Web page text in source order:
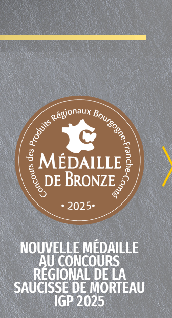
NOUVELLE MÉDAILLE
AU CONCOURS
RÉGIONAL DE LA
SAUCISSE DE MORTEAU
IGP 2025